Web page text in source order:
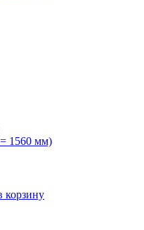
1560 мм)
корзину